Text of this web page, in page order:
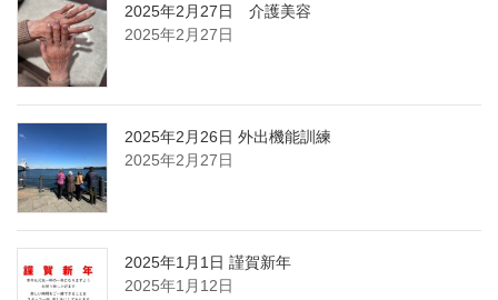
2025年2月27日 介護美容
2025年2月27日
2025年2月26日 外出機能訓練
2025年2月27日
2025年1月1日 謹賀新年
2025年1月12日